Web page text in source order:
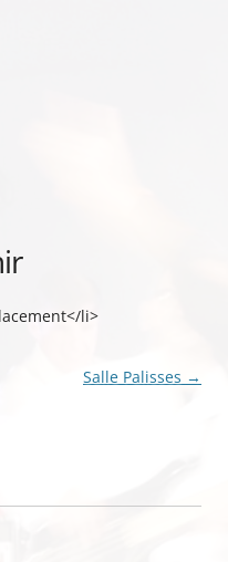
li>
Salle Palisses →